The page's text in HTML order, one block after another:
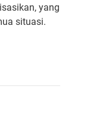
yang
situasi.